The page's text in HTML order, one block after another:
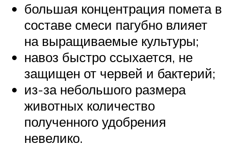
большая концентрация помета в
составе смеси пагубно влияет
на выращиваемые культуры;
навоз быстро ссыхается, не
защищен от червей и бактерий;
из-за небольшого размера
животных количество
полученного удобрения
невелико.